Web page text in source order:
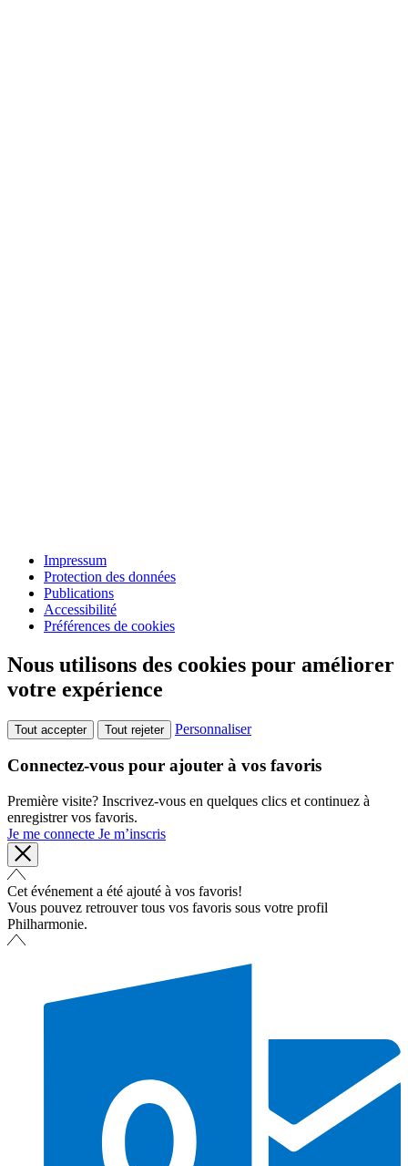
Impressum
Protection des données
Publications
Accessibilité
Préférences de cookies
Nous utilisons des cookies pour améliorer
votre expérience
Tout accepter Tout rejeter Personnaliser
Connectez-vous pour ajouter à vos favoris
Première visite? Inscrivez-vous en quelques clics et continuez à
enregistrer vos favoris.
Je me connecte Je m’inscris
Cet événement a été ajouté à vos favoris!
Vous pouvez retrouver tous vos favoris sous votre profil
Philharmonie.